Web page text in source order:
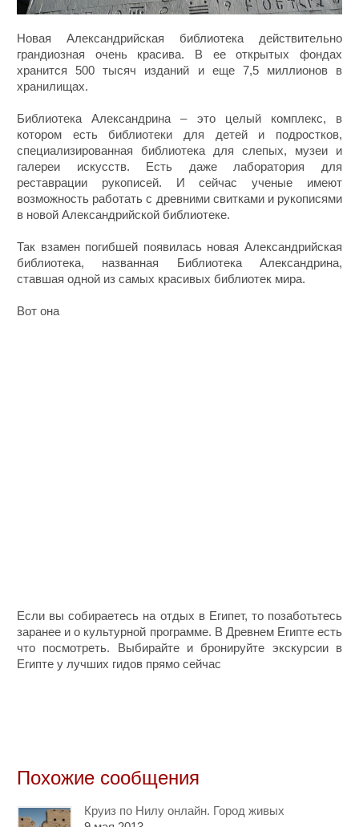
Новая Александрийская библиотека действительно
грандиозная очень красива. В ее открытых фондах
хранится 500 тысяч изданий и еще 7,5 миллионов в
хранилищах.
Библиотека Александрина – это целый комплекс, в
котором есть библиотеки для детей и подростков,
специализированная библиотека для слепых, музеи и
галереи искусств. Есть даже лаборатория для
реставрации рукописей. И сейчас ученые имеют
возможность работать с древними свитками и рукописями
в новой Александрийской библиотеке.
Так взамен погибшей появилась новая Александрийская
библиотека, названная Библиотека Александрина,
ставшая одной из самых красивых библиотек мира.
Вот она
Если вы собираетесь на отдых в Египет, то позаботьтесь
заранее и о культурной программе. В Древнем Египте есть
что посмотреть. Выбирайте и бронируйте экскурсии в
Египте у лучших гидов прямо сейчас
Похожие сообщения
Круиз по Нилу онлайн. Город живых